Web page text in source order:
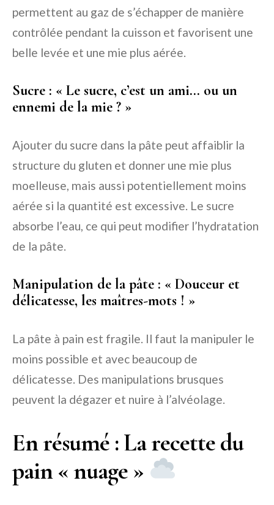
permettent au gaz de s’échapper de manière
contrôlée pendant la cuisson et favorisent une
belle levée et une mie plus aérée.
Sucre : « Le sucre, c’est un ami… ou un
ennemi de la mie ? »
Ajouter du sucre dans la pâte peut affaiblir la
structure du gluten et donner une mie plus
moelleuse, mais aussi potentiellement moins
aérée si la quantité est excessive. Le sucre
absorbe l’eau, ce qui peut modifier l’hydratation
de la pâte.
Manipulation de la pâte : « Douceur et
délicatesse, les maîtres-mots ! »
La pâte à pain est fragile. Il faut la manipuler le
moins possible et avec beaucoup de
délicatesse. Des manipulations brusques
peuvent la dégazer et nuire à l’alvéolage.
En résumé : La recette du
pain « nuage »